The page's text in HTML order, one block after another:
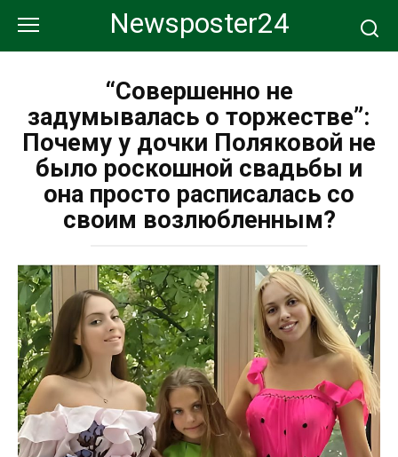
контенту
Newsposter24
“Совершенно не
задумывалась о торжестве”:
Почему у дочки Поляковой не
было роскошной свадьбы и
она просто расписалась со
своим возлюбленным?